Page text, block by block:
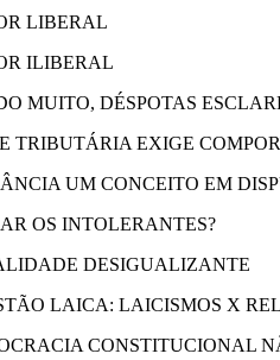
LIBERAL
ILIBERAL
MUITO, DÉSPOTAS
TRIBUTÁRIA EXIGE
UM CONCEITO EM
OS INTOLERANTES?
DESIGUALIZANTE
LAICA: LAICISMOS X
CONSTITUCIONAL